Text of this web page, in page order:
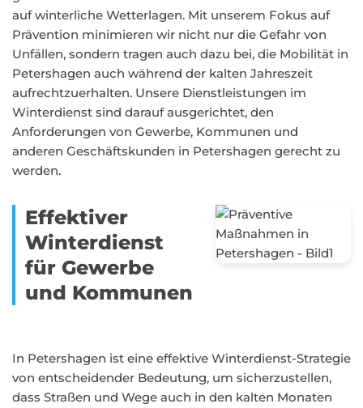
auf winterliche Wetterlagen. Mit unserem Fokus auf
Prävention minimieren wir nicht nur die Gefahr von
Unfällen, sondern tragen auch dazu bei, die Mobilität in
Petershagen auch während der kalten Jahreszeit
aufrechtzuerhalten. Unsere Dienstleistungen im
Winterdienst sind darauf ausgerichtet, den
Anforderungen von Gewerbe, Kommunen und
anderen Geschäftskunden in Petershagen gerecht zu
werden.
Effektiver
Winterdienst
für Gewerbe
und Kommunen
In Petershagen ist eine effektive Winterdienst-Strategie
von entscheidender Bedeutung, um sicherzustellen,
dass Straßen und Wege auch in den kalten Monaten